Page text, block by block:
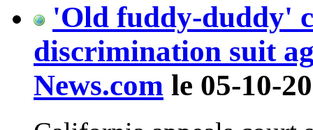
'Old fuddy-duddy'
discrimination suit
News.com le 05-10-